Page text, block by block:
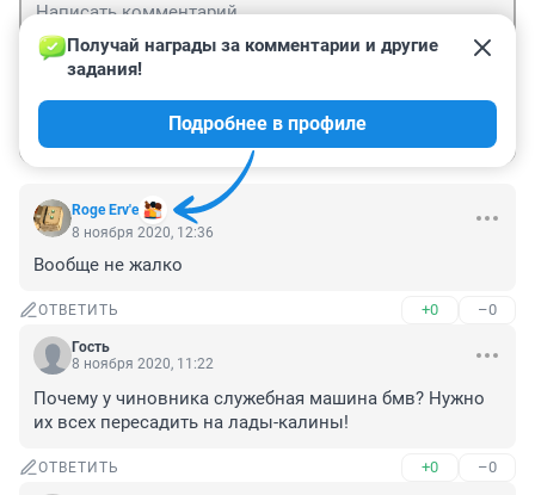
Roge Erv'e
Получай награды за комментарии и другие
задания!
Подробнее в профиле
8 ноября 2020, 12:36
Вообще не жалко
ОТВЕТИТЬ +0 –0
Гость
8 ноября 2020, 11:22
Почему у чиновника служебная машина бмв? Нужно
их всех пересадить на лады-калины!
ОТВЕТИТЬ +0 –0